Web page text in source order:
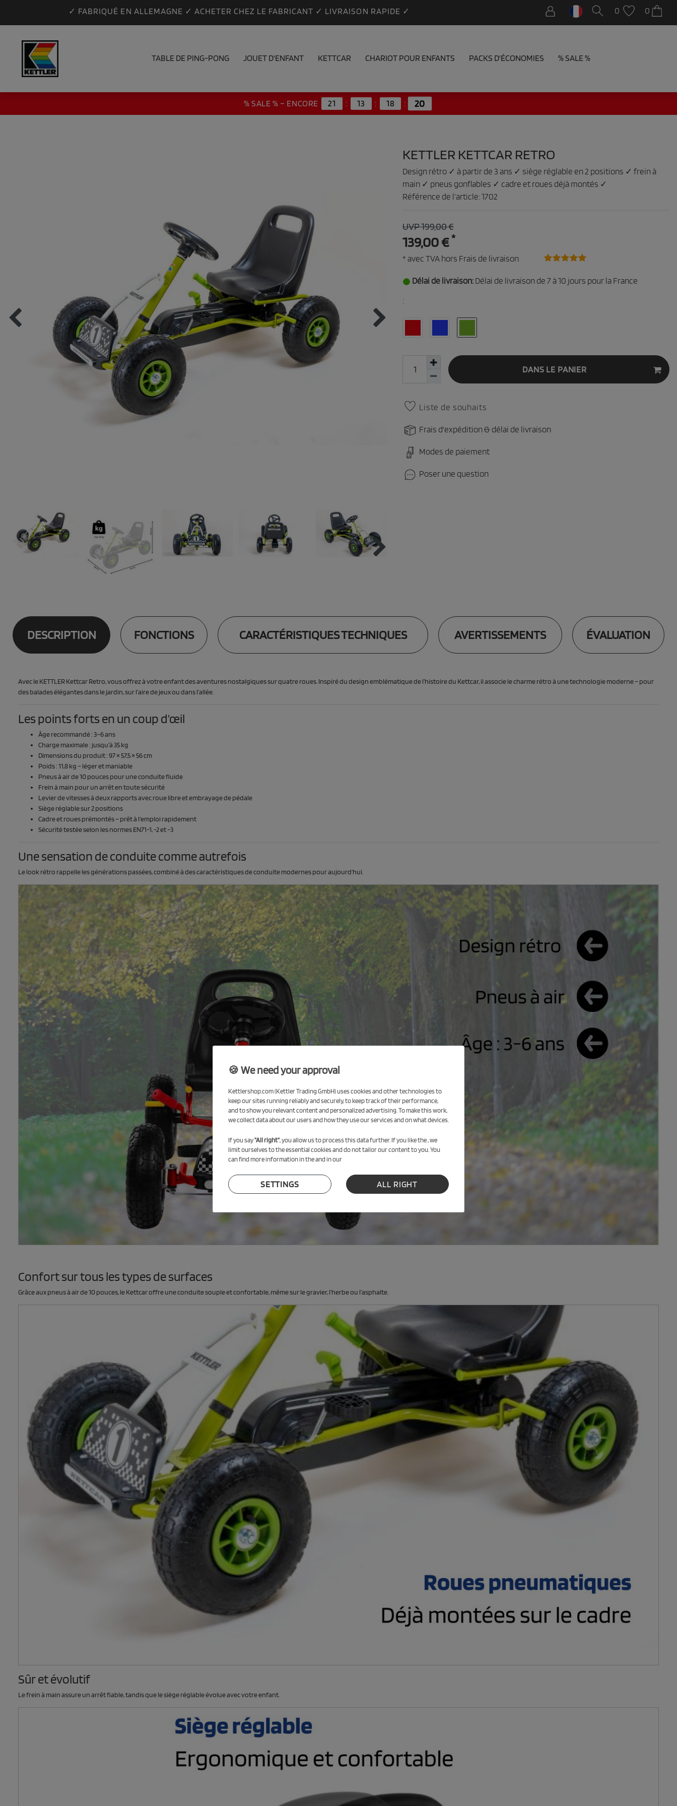
✓ FABRIQUÉ EN ALLEMAGNE ✓ ACHETER CHEZ LE FABRICANT ✓ LIVRAISON RAPIDE ✓ 0 0
TABLE DE PING-PONG JOUET D'ENFANT KETTCAR CHARIOT POUR ENFANTS PACKS D'ÉCONOMIES % SALE %
KETTLER KETTCAR RETRO
Design rétro ✓ à partir de 3 ans ✓ siège réglable en 2 positions ✓ frein à
main ✓ pneus gonflables ✓ cadre et roues déjà montés ✓
Référence de l’article: 1702
UVP 199,00 €
139,00 €*
* avec TVA hors Frais de livraison
Délai de livraison: Délai de livraison de 7 à 10 jours pour la France
:
DANS LE PANIER
Liste de souhaits
Frais d'expédition & délai de livraison
Modes de paiement
Poser une question
DESCRIPTION FONCTIONS CARACTÉRISTIQUES TECHNIQUES AVERTISSEMENTS ÉVALUATION
Avec le KETTLER Kettcar Retro, vous offrez à votre enfant des aventures nostalgiques sur quatre roues. Inspiré du design emblématique de l’histoire du Kettcar, il associe le charme rétro à une technologie moderne – pour
des balades élégantes dans le jardin, sur l’aire de jeux ou dans l’allée.
Les points forts en un coup d’œil
Âge recommandé : 3–6 ans
Charge maximale : jusqu’à 35 kg
Dimensions du produit : 97 × 57,5 × 56 cm
Poids : 11,8 kg – léger et maniable
Pneus à air de 10 pouces pour une conduite fluide
Frein à main pour un arrêt en toute sécurité
Levier de vitesses à deux rapports avec roue libre et embrayage de pédale
Siège réglable sur 2 positions
Cadre et roues prémontés – prêt à l’emploi rapidement
Sécurité testée selon les normes EN71-1, -2 et -3
Une sensation de conduite comme autrefois
Le look rétro rappelle les générations passées, combiné à des caractéristiques de conduite modernes pour aujourd’hui.
Confort sur tous les types de surfaces
Grâce aux pneus à air de 10 pouces, le Kettcar offre une conduite souple et confortable, même sur le gravier, l’herbe ou l’asphalte.
Sûr et évolutif
Le frein à main assure un arrêt fiable, tandis que le siège réglable évolue avec votre enfant.
🍪 We need your approval
Kettlershop.com (Kettler Trading GmbH) uses cookies and other technologies to
keep our sites running reliably and securely, to keep track of their performance,
and to show you relevant content and personalized advertising. To make this work,
we collect data about our users and how they use our services and on what devices.
If you say"All right", you allow us to process this data further. If you like the , we
limit ourselves to the essential cookies and do not tailor our content to you. You
can find more information in the and in our
SETTINGS ALL RIGHT
% SALE % – ENCORE 21 : 13 : 18 : 18